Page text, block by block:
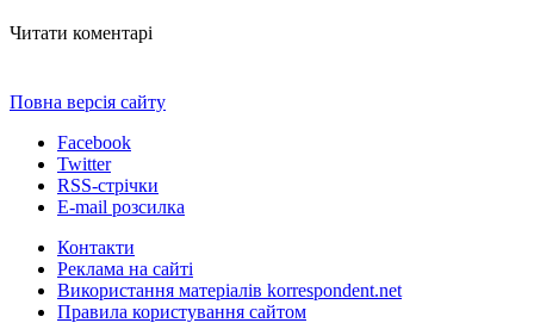
Читати коментарі
Повна версія сайту
Facebook
Twitter
RSS-стрічки
E-mail розсилка
Контакти
Реклама на сайті
Використання матеріалів korrespondent.net
Правила користування сайтом